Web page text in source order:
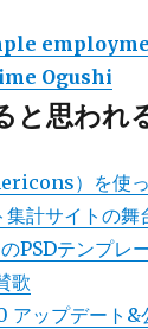
Ogushi
と思われ
）を使
計サイトの舞
PSDテンプレ
歌
ップデート&